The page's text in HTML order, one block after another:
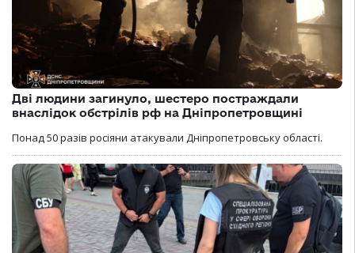
Дві людини загинуло, шестеро постраждали
внаслідок обстрілів рф на Дніпропетровщині
Понад 50 разів росіяни атакували Дніпропетровську області.